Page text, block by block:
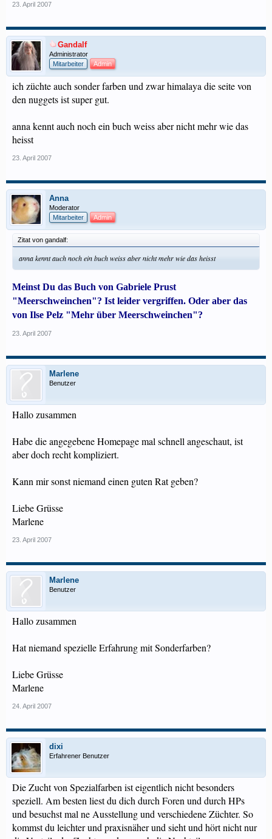
23. April 2007
Gandalf
Administrator
Mitarbeiter
Admin
ich züchte auch sonder farben und zwar himalaya die seite von
den nuggets ist super gut.
anna kennt auch noch ein buch weiss aber nicht mehr wie das
heisst
23. April 2007
Anna
Moderator
Mitarbeiter
Admin
Zitat von gandalf:
anna kennt auch noch ein buch weiss aber nicht mehr wie das heisst
Meinst Du das Buch von Gabriele Prust
"Meerschweinchen"? Ist leider vergriffen. Oder aber das
von Ilse Pelz "Mehr über Meerschweinchen"?
23. April 2007
Marlene
Benutzer
Hallo zusammen
Habe die angegebene Homepage mal schnell angeschaut, ist
aber doch recht kompliziert.
Kann mir sonst niemand einen guten Rat geben?
Liebe Grüsse
Marlene
23. April 2007
Marlene
Benutzer
Hallo zusammen
Hat niemand spezielle Erfahrung mit Sonderfarben?
Liebe Grüsse
Marlene
24. April 2007
dixi
Erfahrener Benutzer
Die Zucht von Spezialfarben ist eigentlich nicht besonders
speziell. Am besten liest du dich durch Foren und durch HPs
und besuchst mal ne Ausstellung und verschiedene Züchter. So
kommst du leichter und praxisnäher und sieht und hört nicht nur